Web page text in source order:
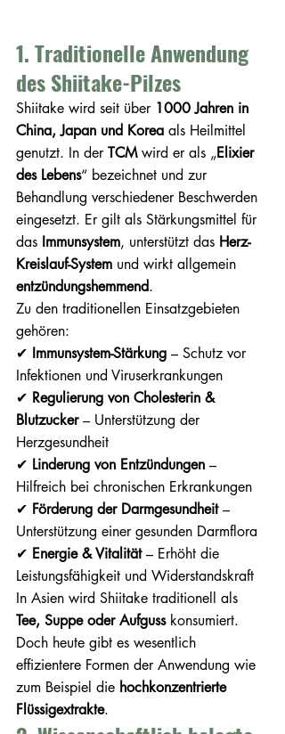
1. Traditionelle Anwendung
des Shiitake-Pilzes
Shiitake wird seit über 1000 Jahren in
China, Japan und Korea als Heilmittel
genutzt. In der TCM wird er als „Elixier
des Lebens“ bezeichnet und zur
Behandlung verschiedener Beschwerden
eingesetzt. Er gilt als Stärkungsmittel für
das Immunsystem, unterstützt das Herz-
Kreislauf-System und wirkt allgemein
entzündungshemmend.
Zu den traditionellen Einsatzgebieten
gehören:
✔ Immunsystem-Stärkung – Schutz vor
Infektionen und Viruserkrankungen
✔ Regulierung von Cholesterin &
Blutzucker – Unterstützung der
Herzgesundheit
✔ Linderung von Entzündungen –
Hilfreich bei chronischen Erkrankungen
✔ Förderung der Darmgesundheit –
Unterstützung einer gesunden Darmflora
✔ Energie & Vitalität – Erhöht die
Leistungsfähigkeit und Widerstandskraft
In Asien wird Shiitake traditionell als
Tee, Suppe oder Aufguss konsumiert.
Doch heute gibt es wesentlich
effizientere Formen der Anwendung wie
zum Beispiel die hochkonzentrierte
Flüssigextrakte.